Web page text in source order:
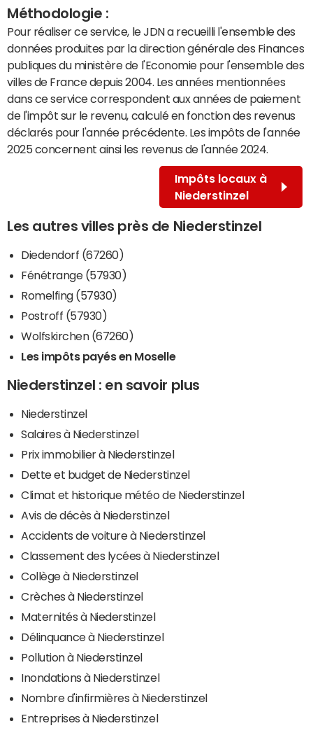
Méthodologie :
Pour réaliser ce service, le JDN a recueilli l'ensemble des
données produites par la direction générale des Finances
publiques du ministère de l'Economie pour l'ensemble des
villes de France depuis 2004. Les années mentionnées
dans ce service correspondent aux années de paiement
de l'impôt sur le revenu, calculé en fonction des revenus
déclarés pour l'année précédente. Les impôts de l'année
2025 concernent ainsi les revenus de l'année 2024.
Impôts locaux à
Niederstinzel
Les autres villes près de Niederstinzel
Diedendorf (67260)
Fénétrange (57930)
Romelfing (57930)
Postroff (57930)
Wolfskirchen (67260)
Les impôts payés en Moselle
Niederstinzel : en savoir plus
Niederstinzel
Salaires à Niederstinzel
Prix immobilier à Niederstinzel
Dette et budget de Niederstinzel
Climat et historique météo de Niederstinzel
Avis de décès à Niederstinzel
Accidents de voiture à Niederstinzel
Classement des lycées à Niederstinzel
Collège à Niederstinzel
Crèches à Niederstinzel
Maternités à Niederstinzel
Délinquance à Niederstinzel
Pollution à Niederstinzel
Inondations à Niederstinzel
Nombre d'infirmières à Niederstinzel
Entreprises à Niederstinzel